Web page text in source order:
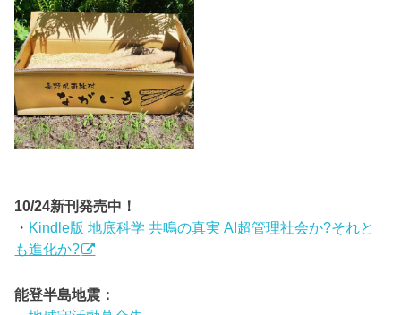
10/24新刊発売中！
・ Kindle版 地底科学 共鳴の真実 AI超管理社会か?それと
も進化か?
能登半島地震：